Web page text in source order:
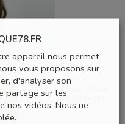
15 FÉV
Mme Anne
FROMANT
appareil nous permet
vous proposons sur
d'analyser son
partage sur les
nos vidéos. Nous ne